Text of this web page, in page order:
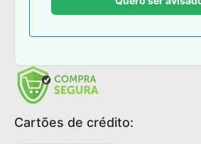
Cartões de crédito: